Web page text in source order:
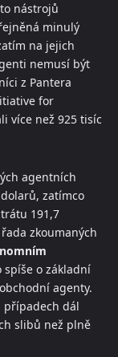
nástrojů
minulý
na jejich
nemusí být
z Pantera
for
více než 925 tisíc
agentních
zatímco
191,7
zkoumaných
spíše o základní
agenty.
případech dál
slibů než plně